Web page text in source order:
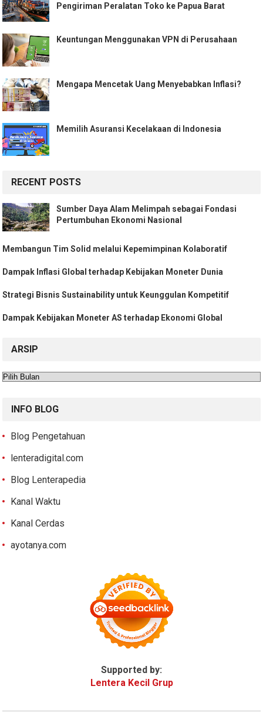
Pengiriman Peralatan Toko ke Papua Barat
Keuntungan Menggunakan VPN di Perusahaan
Mengapa Mencetak Uang Menyebabkan Inflasi?
Memilih Asuransi Kecelakaan di Indonesia
RECENT POSTS
Sumber Daya Alam Melimpah sebagai Fondasi
Pertumbuhan Ekonomi Nasional
Membangun Tim Solid melalui Kepemimpinan Kolaboratif
Dampak Inflasi Global terhadap Kebijakan Moneter Dunia
Strategi Bisnis Sustainability untuk Keunggulan Kompetitif
Dampak Kebijakan Moneter AS terhadap Ekonomi Global
ARSIP
Arsip
INFO BLOG
Blog Pengetahuan
lenteradigital.com
Blog Lenterapedia
Kanal Waktu
Kanal Cerdas
ayotanya.com
Supported by:
Lentera Kecil Grup